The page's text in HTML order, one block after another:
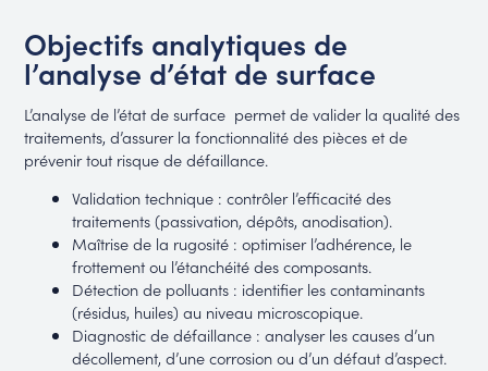
Objectifs analytiques de
l’analyse d’état de surface
L’analyse de l’état de surface permet de valider la qualité des
traitements, d’assurer la fonctionnalité des pièces et de
prévenir tout risque de défaillance.
Validation technique : contrôler l’efficacité des
traitements (passivation, dépôts, anodisation).
Maîtrise de la rugosité : optimiser l’adhérence, le
frottement ou l’étanchéité des composants.
Détection de polluants : identifier les contaminants
(résidus, huiles) au niveau microscopique.
Diagnostic de défaillance : analyser les causes d’un
décollement, d’une corrosion ou d’un défaut d’aspect.